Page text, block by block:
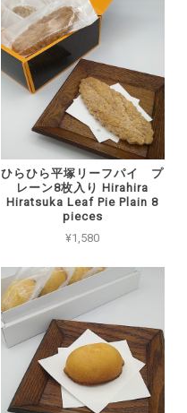
ひらひら平塚リーフパイ プ
レーン8枚入り Hirahira
Hiratsuka Leaf Pie Plain 8
pieces
¥1,580